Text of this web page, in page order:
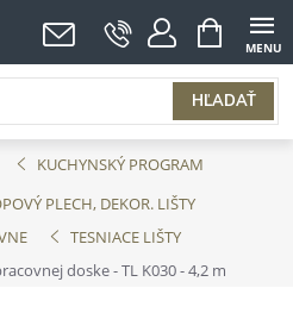
HĽADAŤ
NÁKUPNÝ
KOŠÍK
KUCHYNSKÝ PROGRAM
PLECH, DEKOR. LIŠTY
TESNIACE LIŠTY
doske - TL K030 - 4,2 m